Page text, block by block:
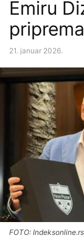
Emiru
21. januar 2026.
FOTO: Indeksonline.rs